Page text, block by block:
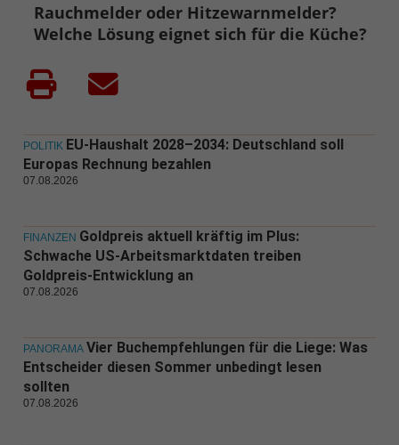
Rauchmelder oder Hitzewarnmelder?
Welche Lösung eignet sich für die Küche?
POLITIK EU-Haushalt 2028–2034: Deutschland soll
Europas Rechnung bezahlen
07.08.2026
FINANZEN Goldpreis aktuell kräftig im Plus:
Schwache US-Arbeitsmarktdaten treiben
Goldpreis-Entwicklung an
07.08.2026
PANORAMA Vier Buchempfehlungen für die Liege: Was
Entscheider diesen Sommer unbedingt lesen
sollten
07.08.2026